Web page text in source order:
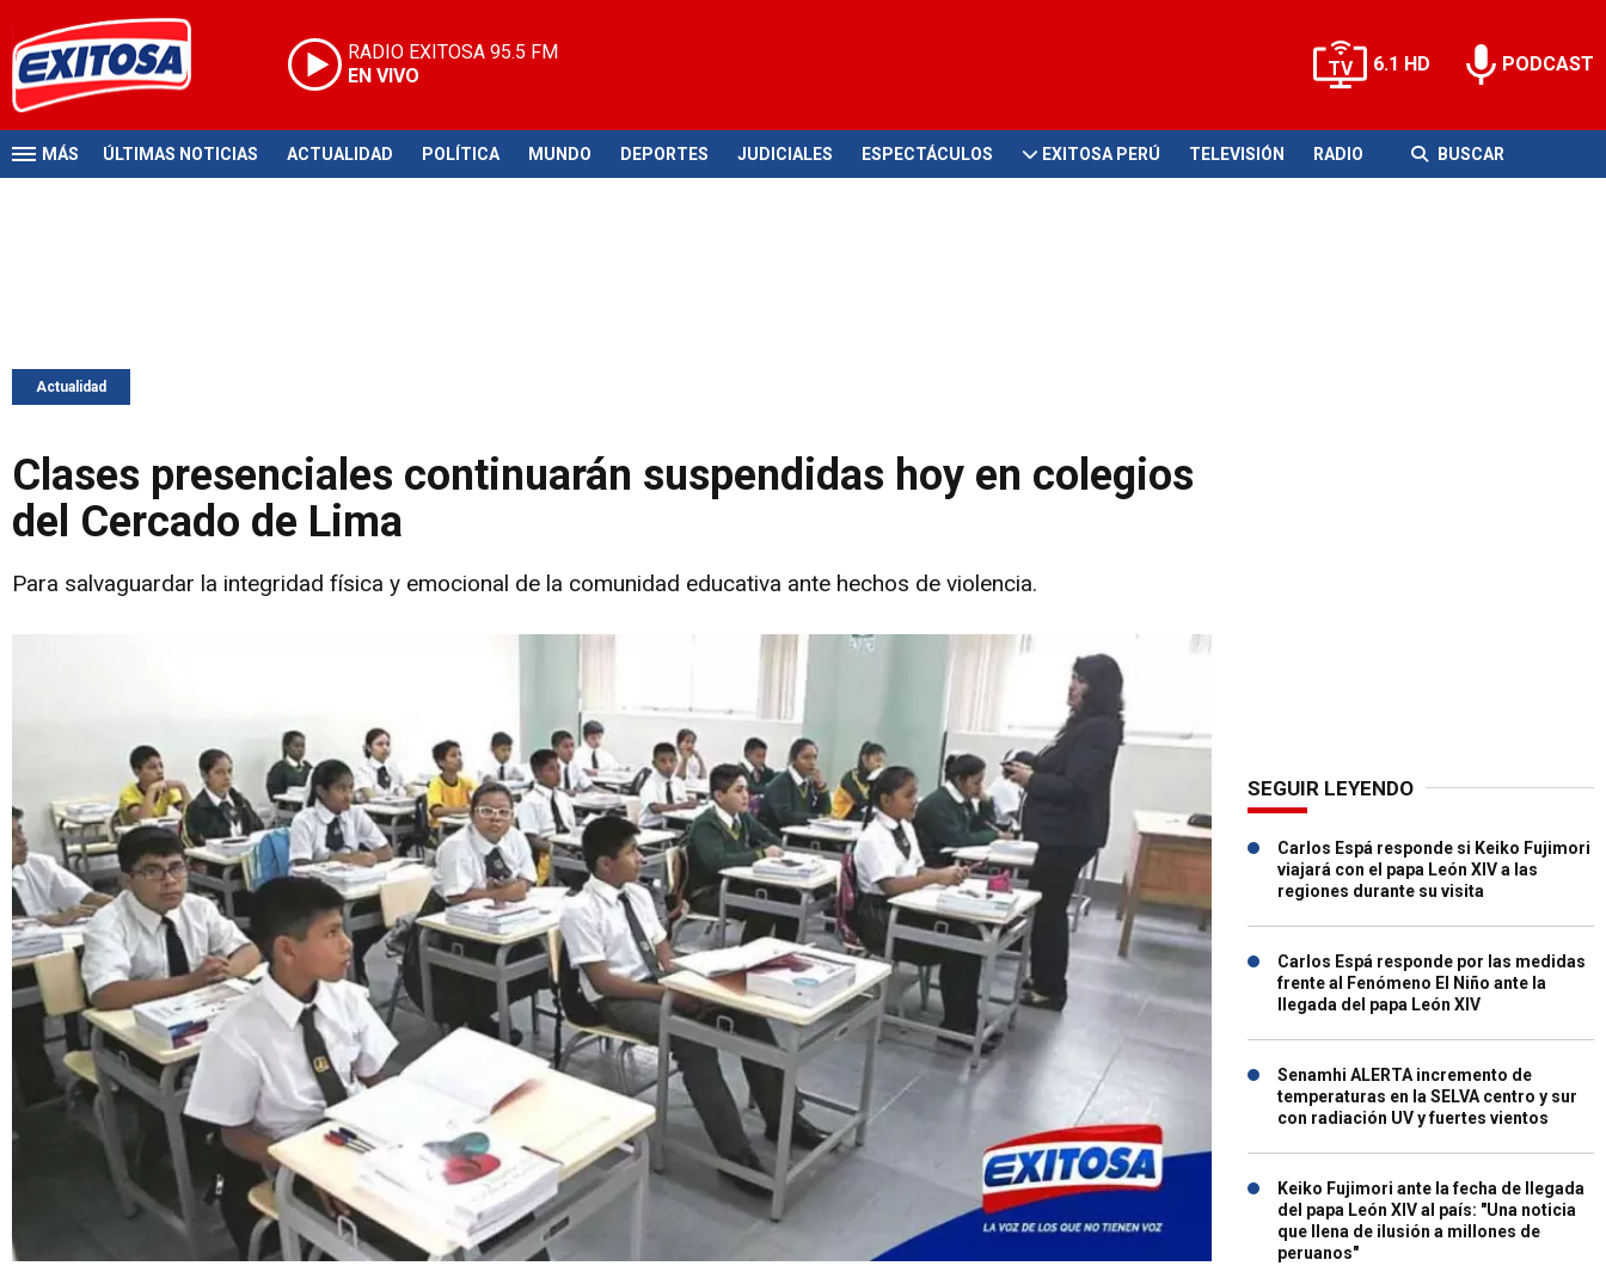
RADIO EXITOSA 95.5 FM
EN VIVO
6.1 HD PODCAST
MÁS ÚLTIMAS NOTICIAS ACTUALIDAD POLÍTICA MUNDO DEPORTES JUDICIALES ESPECTÁCULOS EXITOSA PERÚ TELEVISIÓN RADIO BUSCAR
Actualidad
Clases presenciales continuarán suspendidas hoy en colegios
del Cercado de Lima
Para salvaguardar la integridad física y emocional de la comunidad educativa ante hechos de violencia.
SEGUIR LEYENDO
Carlos Espá responde si Keiko Fujimori
viajará con el papa León XIV a las
regiones durante su visita
Carlos Espá responde por las medidas
frente al Fenómeno El Niño ante la
llegada del papa León XIV
Senamhi ALERTA incremento de
temperaturas en la SELVA centro y sur
con radiación UV y fuertes vientos
Keiko Fujimori ante la fecha de llegada
del papa León XIV al país: "Una noticia
que llena de ilusión a millones de
peruanos"